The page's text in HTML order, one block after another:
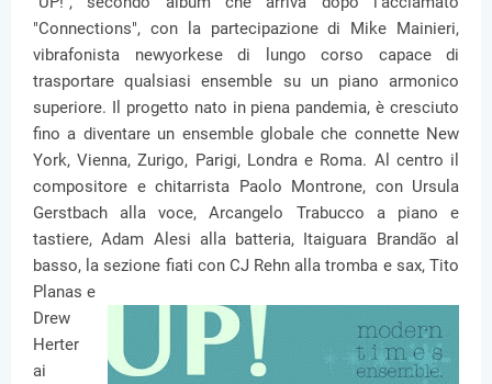
"Connections", con la partecipazione di Mike Mainieri,
vibrafonista newyorkese di lungo corso capace di
trasportare qualsiasi ensemble su un piano armonico
superiore. Il progetto nato in piena pandemia, è cresciuto
fino a diventare un ensemble globale che connette New
York, Vienna, Zurigo, Parigi, Londra e Roma. Al centro il
compositore e chitarrista Paolo Montrone, con Ursula
Gerstbach alla voce, Arcangelo Trabucco a piano e
tastiere, Adam Alesi alla batteria, Itaiguara Brandão al
basso, la sezione fiati con CJ Rehn alla tromba e sax, Tito
Planas e
Drew
Herter
ai